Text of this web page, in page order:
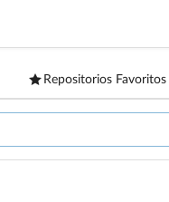
Repositorios Favoritos